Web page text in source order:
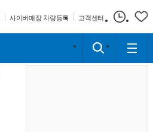
사이버매장 차량등록 고객센터